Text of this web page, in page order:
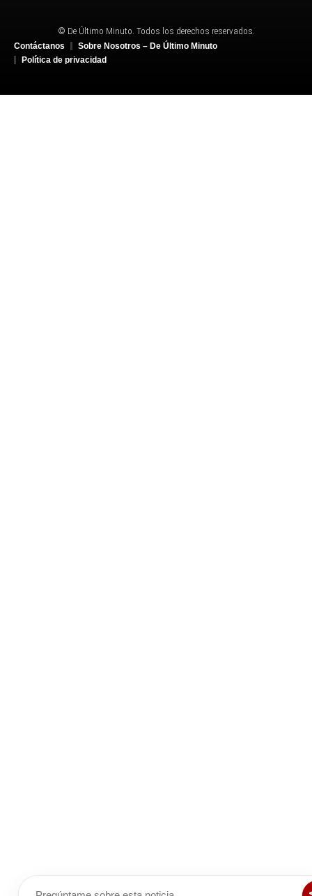
© De Último Minuto. Todos los derechos reservados.
Contáctanos
Sobre Nosotros – De Último Minuto
Política de privacidad